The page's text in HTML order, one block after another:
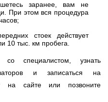
заранее, вам не
При этом вся процедура
стоек действует
10 тыс. км пробега.
со специалистом, узнать
и записаться на
на сайте или позвоните